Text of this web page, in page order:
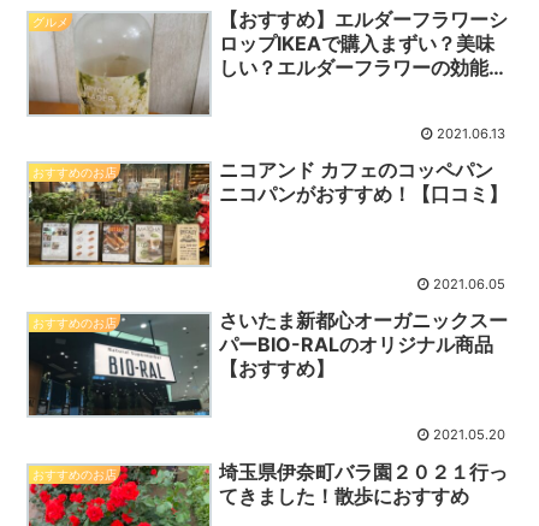
グルメ
【おすすめ】エルダーフラワーシ
ロップIKEAで購入まずい？美味
しい？エルダーフラワーの効能っ
2021.06.13
おすすめのお店
ニコアンド カフェのコッペパン
ニコパンがおすすめ！【口コミ】
2021.06.05
おすすめのお店
さいたま新都心オーガニックスー
パーBIO-RALのオリジナル商品
【おすすめ】
2021.05.20
おすすめのお店
埼玉県伊奈町バラ園２０２１行っ
てきました！散歩におすすめ